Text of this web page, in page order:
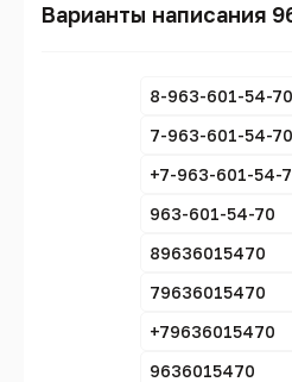
Варианты написания
8-963-601-54-70
7-963-601-54-70
+7-963-601-54-
963-601-54-70
89636015470
79636015470
+79636015470
9636015470